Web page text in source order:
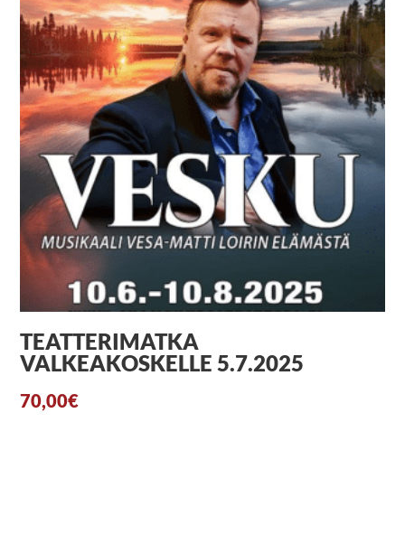
TEATTERIMATKA
VALKEAKOSKELLE 5.7.2025
70,00€